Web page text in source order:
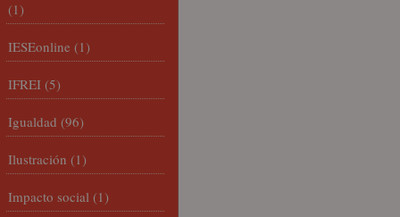
(1)
IESEonline (1)
IFREI (5)
Igualdad (96)
Ilustración (1)
Impacto social (1)